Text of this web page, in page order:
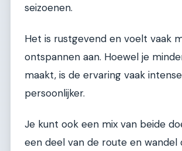
seizoenen.
Het is rustgevend en voelt vaak
ontspannen aan. Hoewel je
maakt, is de ervaring vaak
persoonlijker.
Je kunt ook een mix van beide
een deel van de route en wandel